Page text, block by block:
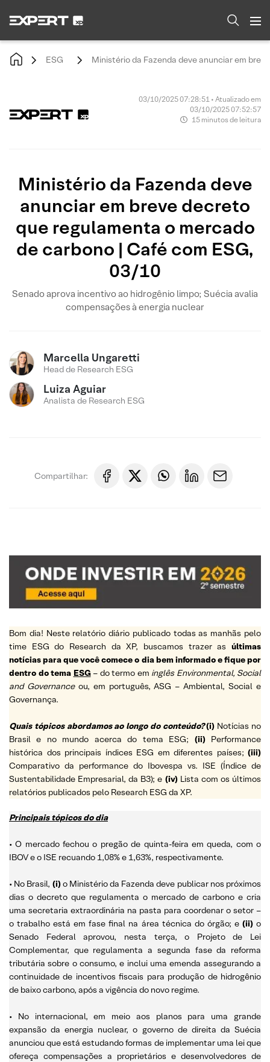
ESG Ministério da Fazenda deve anunciar em
03/10/2025 07:28:51 • Atualizado em
03/10/2025 07:52:57
15 minutos de leitura
Ministério da Fazenda deve
anunciar em breve decreto
que regulamenta o mercado
de carbono | Café com ESG,
03/10
Senado aprova incentivo ao hidrogênio limpo; Suécia avalia
compensações à energia nuclear
Marcella Ungaretti
Head de Research ESG
Luiza Aguiar
Analista de Research ESG
Compartilhar:
Bom dia! Neste relatório diário publicado todas as manhãs pelo
time ESG do Research da XP, buscamos trazer as últimas
notícias para que você comece o dia bem informado e fique por
dentro do tema ESG – do termo em inglês Environmental, Social
and Governance ou, em português, ASG – Ambiental, Social e
Governança.
Quais tópicos abordamos ao longo do conteúdo? (i) Notícias no
Brasil e no mundo acerca do tema ESG; (ii)Performance
histórica dos principais índices ESG em diferentes países; (iii)
Comparativo da performance do Ibovespa vs. ISE (Índice de
Sustentabilidade Empresarial, da B3); e (iv)Lista com os últimos
relatórios publicados pelo Research ESG da XP.
Principais tópicos do dia
• O mercado fechou o pregão de quinta-feira em queda, com o
IBOV e o ISE recuando 1,08% e 1,63%, respectivamente.
• No Brasil, (i)o Ministério da Fazenda deve publicar nos próximos
dias o decreto que regulamenta o mercado de carbono e cria
uma secretaria extraordinária na pasta para coordenar o setor –
o trabalho está em fase final na área técnica do órgão; e(ii)o
Senado Federal aprovou, nesta terça, o Projeto de Lei
Complementar, que regulamenta a segunda fase da reforma
tributária sobre o consumo, e inclui uma emenda assegurando a
continuidade de incentivos fiscais para produção de hidrogênio
de baixo carbono, após a vigência do novo regime.
• No internacional, em meio aos planos para uma grande
expansão da energia nuclear, o governo de direita da Suécia
anunciou que está estudando formas de implementar uma lei que
ofereça compensações a proprietários e desenvolvedores de